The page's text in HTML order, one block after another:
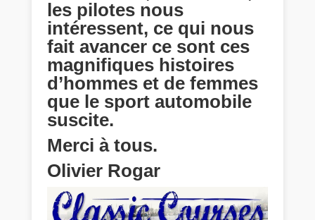
les pilotes nous
intéressent, ce qui nous
fait avancer ce sont ces
magnifiques histoires
d’hommes et de femmes
que le sport automobile
suscite.
Merci à tous.
Olivier Rogar